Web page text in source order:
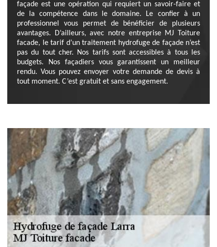
façade est une opération qui requiert un savoir-faire et
de la compétence dans le domaine. Le confier à un
professionnel vous permet de bénéficier de plusieurs
avantages. D’ailleurs, avec notre entreprise MJ Toiture
facade, le tarif d’un traitement hydrofuge de façade n’est
pas du tout cher. Nos tarifs sont accessibles à tous les
budgets. Nos façadiers vous garantissent un meilleur
rendu. Vous pouvez envoyer votre demande de devis à
tout moment. C’est gratuit et sans engagement.